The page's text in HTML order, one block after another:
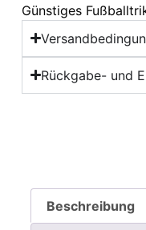
Günstiges
Rückgabe- und
Beschreibung